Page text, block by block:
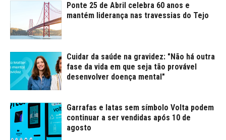
Ponte 25 de Abril celebra 60 anos e
mantém liderança nas travessias do Tejo
Cuidar da saúde na gravidez: "Não há outra
fase da vida em que seja tão provável
desenvolver doença mental"
Garrafas e latas sem símbolo Volta podem
continuar a ser vendidas após 10 de
agosto